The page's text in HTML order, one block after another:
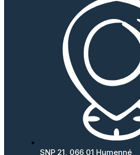
SNP 21, 066 01 Humenné